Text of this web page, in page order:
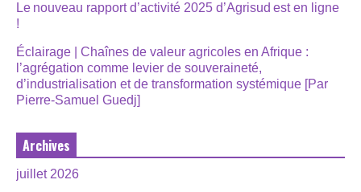
Le nouveau rapport d’activité 2025 d’Agrisud est en ligne
!
Éclairage | Chaînes de valeur agricoles en Afrique :
l’agrégation comme levier de souveraineté,
d’industrialisation et de transformation systémique [Par
Pierre-Samuel Guedj]
Archives
juillet 2026